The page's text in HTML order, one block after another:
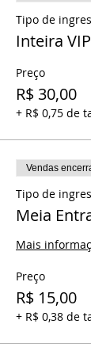
Tipo de
Inteira VIP
Preço
R$ 30,00
+ R$ 0,75 de
Vendas
Tipo de
Meia
Mais
Preço
R$ 15,00
+ R$ 0,38 de